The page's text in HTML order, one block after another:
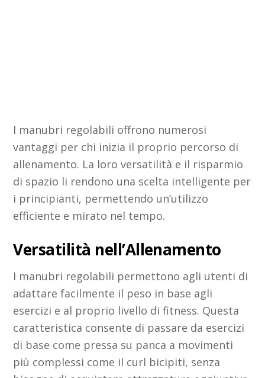
I manubri regolabili offrono numerosi
vantaggi per chi inizia il proprio percorso di
allenamento. La loro versatilità e il risparmio
di spazio li rendono una scelta intelligente per
i principianti, permettendo un’utilizzo
efficiente e mirato nel tempo.
Versatilità nell’Allenamento
I manubri regolabili permettono agli utenti di
adattare facilmente il peso in base agli
esercizi e al proprio livello di fitness. Questa
caratteristica consente di passare da esercizi
di base come pressa su panca a movimenti
più complessi come il curl bicipiti, senza